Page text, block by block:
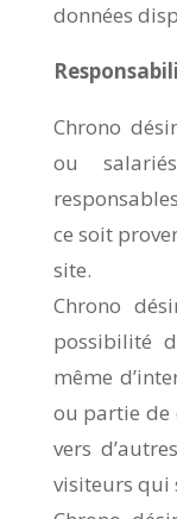
données
Chrono
ou
ce soit
site.
Chrono
possibilité
même
ou partie de
vers
visiteurs qui